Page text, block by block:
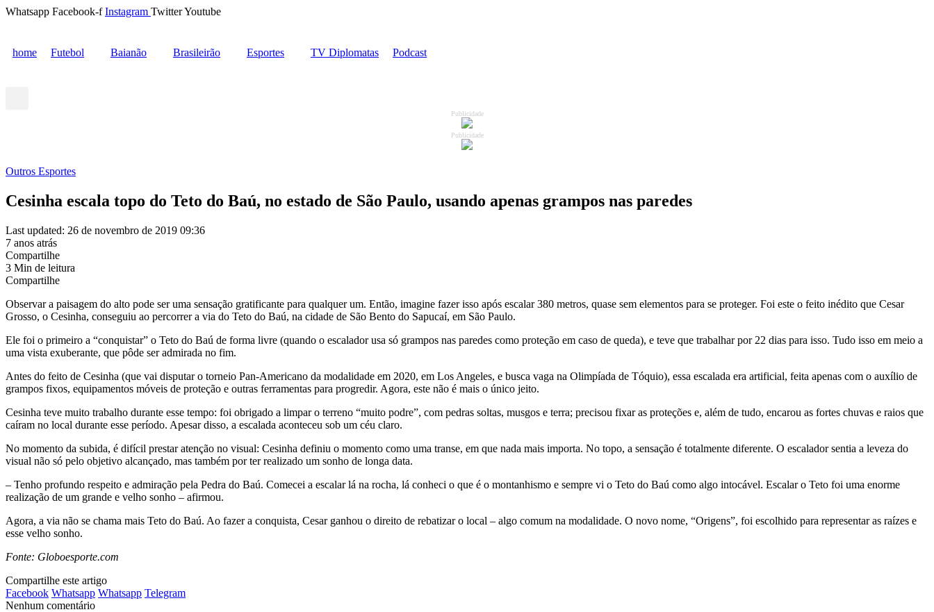
Whatsapp Facebook-f Instagram TwitterYoutube
home Futebol Baianão Brasileirão Esportes TV Diplomatas Podcast
Publicidade
Publicidade
Outros Esportes
Cesinha escala topo do Teto do Baú, no estado de São Paulo, usando apenas grampos nas paredes
Last updated: 26 de novembro de 2019 09:36
7 anos atrás
Compartilhe
3 Min de leitura
Compartilhe
Observar a paisagem do alto pode ser uma sensação gratificante para qualquer um. Então, imagine fazer isso após escalar 380 metros, quase sem elementos para se proteger. Foi este o feito inédito que Cesar
Grosso, o Cesinha, conseguiu ao percorrer a via do Teto do Baú, na cidade de São Bento do Sapucaí, em São Paulo.
Ele foi o primeiro a “conquistar” o Teto do Baú de forma livre (quando o escalador usa só grampos nas paredes como proteção em caso de queda), e teve que trabalhar por 22 dias para isso. Tudo isso em meio a
uma vista exuberante, que pôde ser admirada no fim.
Antes do feito de Cesinha (que vai disputar o torneio Pan-Americano da modalidade em 2020, em Los Angeles, e busca vaga na Olimpíada de Tóquio), essa escalada era artificial, feita apenas com o auxílio de
grampos fixos, equipamentos móveis de proteção e outras ferramentas para progredir. Agora, este não é mais o único jeito.
Cesinha teve muito trabalho durante esse tempo: foi obrigado a limpar o terreno “muito podre”, com pedras soltas, musgos e terra; precisou fixar as proteções e, além de tudo, encarou as fortes chuvas e raios que
caíram no local durante esse período. Apesar disso, a escalada aconteceu sob um céu claro.
No momento da subida, é difícil prestar atenção no visual: Cesinha definiu o momento como uma transe, em que nada mais importa. No topo, a sensação é totalmente diferente. O escalador sentia a leveza do
visual não só pelo objetivo alcançado, mas também por ter realizado um sonho de longa data.
– Tenho profundo respeito e admiração pela Pedra do Baú. Comecei a escalar lá na rocha, lá conheci o que é o montanhismo e sempre vi o Teto do Baú como algo intocável. Escalar o Teto foi uma enorme
realização de um grande e velho sonho – afirmou.
Agora, a via não se chama mais Teto do Baú. Ao fazer a conquista, Cesar ganhou o direito de rebatizar o local – algo comum na modalidade. O novo nome, “Origens”, foi escolhido para representar as raízes e
esse velho sonho.
Fonte: Globoesporte.com
Compartilhe este artigo
Facebook Whatsapp Whatsapp Telegram
Nenhum comentário